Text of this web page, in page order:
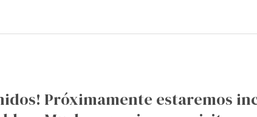
Próximamente estaremos